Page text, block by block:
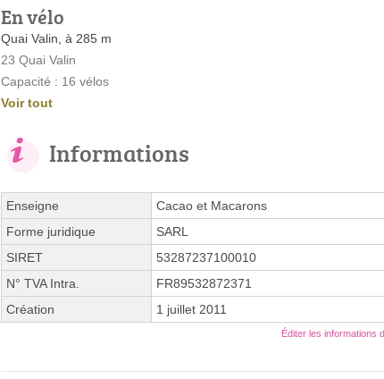
En vélo
Quai Valin, à 285 m
23 Quai Valin
Capacité : 16 vélos
Voir tout
Informations
Enseigne
Cacao et Macarons
Forme juridique
SARL
SIRET
53287237100010
N° TVA Intra.
FR89532872371
Création
1 juillet 2011
Éditer les informations